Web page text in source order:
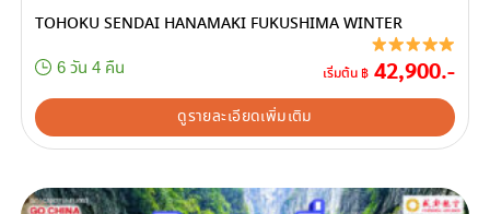
TOHOKU SENDAI HANAMAKI FUKUSHIMA WINTER
6 วัน 4 คืน เริ่มต้น ฿ 42,900.-
ดูรายละเอียดเพิ่มเติม